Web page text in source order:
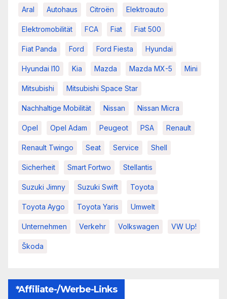
Aral Autohaus Citroën Elektroauto
Elektromobilität FCA Fiat Fiat 500
Fiat Panda Ford Ford Fiesta Hyundai
Hyundai I10 Kia Mazda Mazda MX-5 Mini
Mitsubishi Mitsubishi Space Star
Nachhaltige Mobilität Nissan Nissan Micra
Opel Opel Adam Peugeot PSA Renault
Renault Twingo Seat Service Shell
Sicherheit Smart Fortwo Stellantis
Suzuki Jimny Suzuki Swift Toyota
Toyota Aygo Toyota Yaris Umwelt
Unternehmen Verkehr Volkswagen VW Up!
Škoda
*Affiliate-/Werbe-Links